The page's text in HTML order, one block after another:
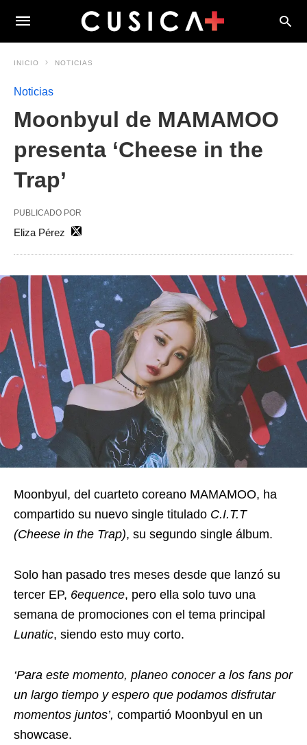
INICIO NOTICIAS
Noticias
Moonbyul de MAMAMOO
presenta ‘Cheese in the
Trap’
PUBLICADO POR
Eliza Pérez
Moonbyul, del cuarteto coreano MAMAMOO, ha
compartido su nuevo single titulado C.I.T.T
(Cheese in the Trap), su segundo single álbum.
Solo han pasado tres meses desde que lanzó su
tercer EP, 6equence, pero ella solo tuvo una
semana de promociones con el tema principal
Lunatic, siendo esto muy corto.
‘Para este momento, planeo conocer a los fans por
un largo tiempo y espero que podamos disfrutar
momentos juntos’, compartió Moonbyul en un
showcase.